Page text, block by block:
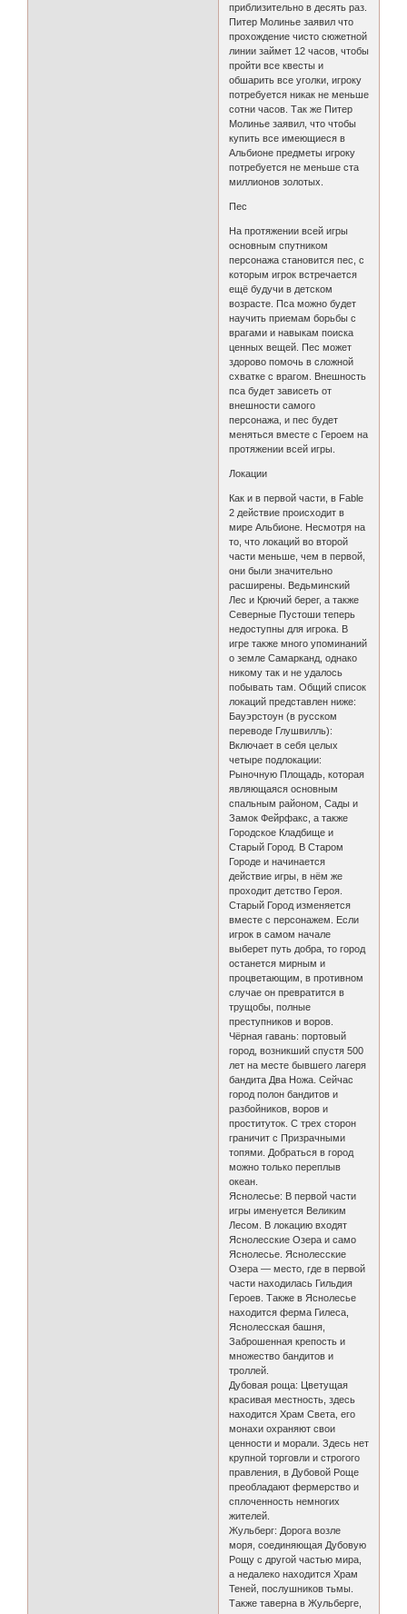
приблизительно в десять раз.
Питер Молинье заявил что
прохождение чисто сюжетной
линии займет 12 часов, чтобы
пройти все квесты и
обшарить все уголки, игроку
потребуется никак не меньше
сотни часов. Так же Питер
Молинье заявил, что чтобы
купить все имеющиеся в
Альбионе предметы игроку
потребуется не меньше ста
миллионов золотых.
Пес
На протяжении всей игры
основным спутником
персонажа становится пес, с
которым игрок встречается
ещё будучи в детском
возрасте. Пса можно будет
научить приемам борьбы с
врагами и навыкам поиска
ценных вещей. Пес может
здорово помочь в сложной
схватке с врагом. Внешность
пса будет зависеть от
внешности самого
персонажа, и пес будет
меняться вместе с Героем на
протяжении всей игры.
Локации
Как и в первой части, в Fable
2 действие происходит в
мире Альбионе. Несмотря на
то, что локаций во второй
части меньше, чем в первой,
они были значительно
расширены. Ведьминский
Лес и Крючий берег, а также
Северные Пустоши теперь
недоступны для игрока. В
игре также много упоминаний
о земле Самарканд, однако
никому так и не удалось
побывать там. Общий список
локаций представлен ниже:
Бауэрстоун (в русском
переводе Глушвилль):
Включает в себя целых
четыре подлокации:
Рыночную Площадь, которая
являющаяся основным
спальным районом, Сады и
Замок Фейрфакс, а также
Городское Кладбище и
Старый Город. В Старом
Городе и начинается
действие игры, в нём же
проходит детство Героя.
Старый Город изменяется
вместе с персонажем. Если
игрок в самом начале
выберет путь добра, то город
останется мирным и
процветающим, в противном
случае он превратится в
трущобы, полные
преступников и воров.
Чёрная гавань: портовый
город, возникший спустя 500
лет на месте бывшего лагеря
бандита Два Ножа. Сейчас
город полон бандитов и
разбойников, воров и
проституток. С трех сторон
граничит с Призрачными
топями. Добраться в город
можно только переплыв
океан.
Яснолесье: В первой части
игры именуется Великим
Лесом. В локацию входят
Яснолесские Озера и само
Яснолесье. Яснолесские
Озера — место, где в первой
части находилась Гильдия
Героев. Также в Яснолесье
находится ферма Гилеса,
Яснолесская башня,
Заброшенная крепость и
множество бандитов и
троллей.
Дубовая роща: Цветущая
красивая местность, здесь
находится Храм Света, его
монахи охраняют свои
ценности и морали. Здесь нет
крупной торговли и строгого
правления, в Дубовой Роще
преобладают фермерство и
сплоченность немногих
жителей.
Жульберг: Дорога возле
моря, соединяющая Дубовую
Рощу с другой частью мира,
а недалеко находится Храм
Теней, послушников тьмы.
Также таверна в Жульберге,